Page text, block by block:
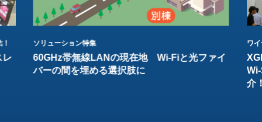
レ
ソリューション特集
60GHz帯無線LANの現在地 Wi-Fiと光ファイ
バーの間を埋める選択肢に
ワ
介